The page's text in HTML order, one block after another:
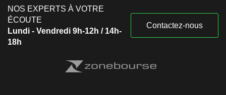
NOS EXPERTS À VOTRE
ÉCOUTE
Lundi - Vendredi 9h-12h / 14h-
18h
Contactez-nous